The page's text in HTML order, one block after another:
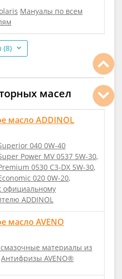
Мануалы по всем
(8)
масел
масло ADDINOL
040 0W-40
Power MV 0537 5W-30,
0530 C3-DX 5W-30,
020 0W-20,
официальному
ADDINOL
масло AVENO
материалы из
Антифризы AVENO®